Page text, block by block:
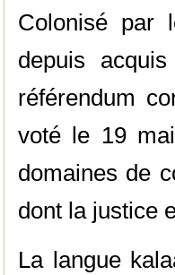
Colonisé par
depuis
référendum
voté le 19
domaines de
dont la justice
La langue